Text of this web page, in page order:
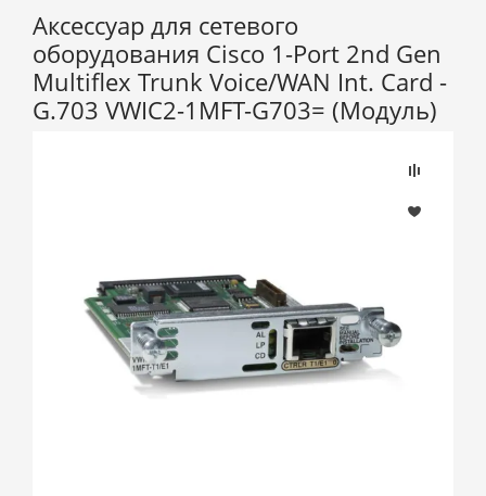
Аксессуар для сетевого
оборудования Cisco 1-Port 2nd Gen
Multiflex Trunk Voice/WAN Int. Card -
G.703 VWIC2-1MFT-G703= (Модуль)